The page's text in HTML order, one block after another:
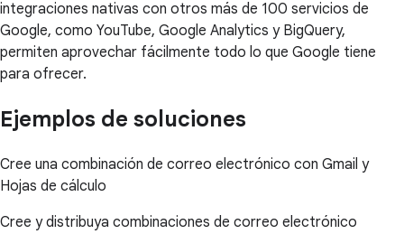
integraciones nativas con otros más de 100 servicios de
Google, como YouTube, Google Analytics y BigQuery,
permiten aprovechar fácilmente todo lo que Google tiene
para ofrecer.
Ejemplos de soluciones
Cree una combinación de correo electrónico con Gmail y
Hojas de cálculo
Cree y distribuya combinaciones de correo electrónico